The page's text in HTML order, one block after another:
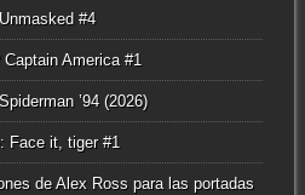
#4
America #1
’94 (2026)
Face it, tiger #1
de Alex Ross para las portadas